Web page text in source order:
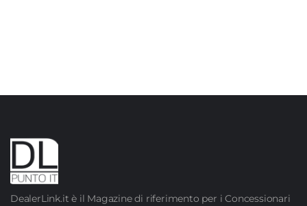
DealerLink.it è il Magazine di riferimento per i Concessionari